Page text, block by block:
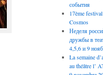
события
17ème
Cosmos
Неделя
дружбы в
4,5,6 и 9
La semaine
au théâtre l’